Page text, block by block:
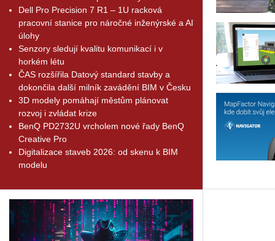
Dell Pro Precision 7 R1 – 1U racková
pracovní stanice pro náročné inženýrské a AI
úlohy
Senzory sledují kvalitu komunikací i v
horkém létu
ČAS rozšířila Datový standard stavby a
dokončila další milník zavádění BIM v Česku
3D modely pomáhají městům plánovat
rozvoj i zvládat krize
BenQ PD2732U vrcholem nové řady BenQ
Creative Pro
Digitalizace staveb 2026: od skenu k BIM
modelu